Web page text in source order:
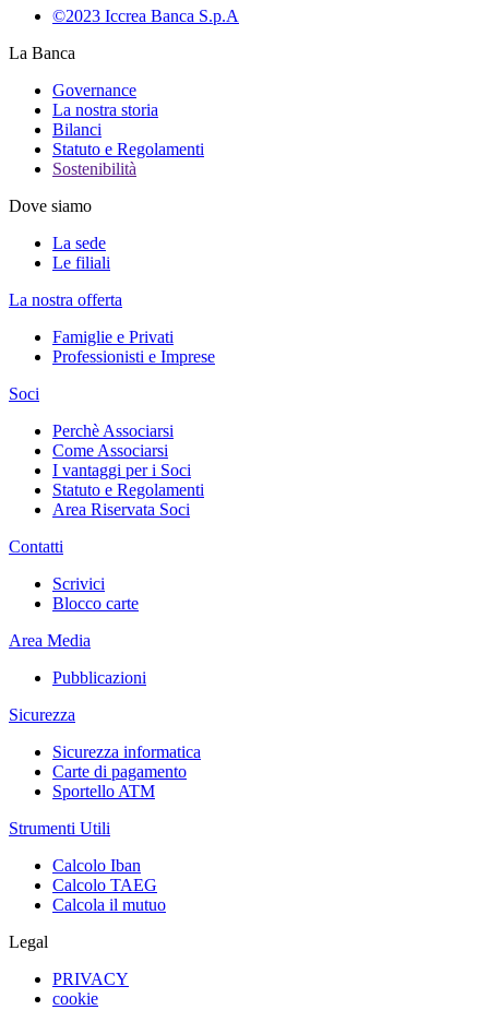
©2023 Iccrea Banca S.p.A
La Banca
Governance
La nostra storia
Bilanci
Statuto e Regolamenti
Sostenibilità
Dove siamo
La sede
Le filiali
La nostra offerta
Famiglie e Privati
Professionisti e Imprese
Soci
Perchè Associarsi
Come Associarsi
I vantaggi per i Soci
Statuto e Regolamenti
Area Riservata Soci
Contatti
Scrivici
Blocco carte
Area Media
Pubblicazioni
Sicurezza
Sicurezza informatica
Carte di pagamento
Sportello ATM
Strumenti Utili
Calcolo Iban
Calcolo TAEG
Calcola il mutuo
Legal
PRIVACY
cookie